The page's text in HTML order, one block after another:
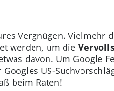
Vergnügen. Vielmehr
werden, um die
davon. Um Google
US-
beim Raten!